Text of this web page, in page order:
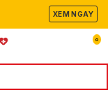
XEM NGAY
0